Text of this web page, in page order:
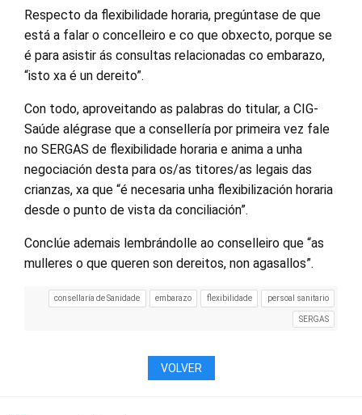
Respecto da flexibilidade horaria, pregúntase de que
está a falar o concelleiro e co que obxecto, porque se
é para asistir ás consultas relacionadas co embarazo,
“isto xa é un dereito”.
Con todo, aproveitando as palabras do titular, a CIG-
Saúde alégrase que a consellería por primeira vez fale
no SERGAS de flexibilidade horaria e anima a unha
negociación desta para os/as titores/as legais das
crianzas, xa que “é necesaria unha flexibilización horaria
desde o punto de vista da conciliación”.
Conclúe ademais lembrándolle ao conselleiro que “as
mulleres o que queren son dereitos, non agasallos”.
consellaría de Sanidade embarazo flexibilidade persoal sanitario
SERGAS
VOLVER